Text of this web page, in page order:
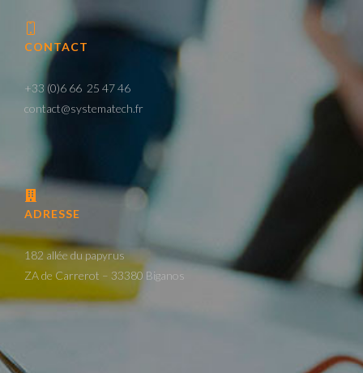
CONTACT
+33 (0)6 66 25 47 46
contact@systematech.fr
ADRESSE
182 allée du papyrus
ZA de Carrerot – 33380 Biganos